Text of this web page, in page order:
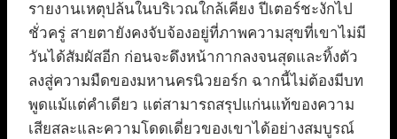
รายงานเหตุปล้นในบริเวณใกล้เคียง ปีเตอร์ชะงักไป
ชั่วครู่ สายตายังคงจับจ้องอยู่ที่ภาพความสุขที่เขาไม่มี
วันได้สัมผัสอีก ก่อนจะดึงหน้ากากลงจนสุดและทิ้งตัว
ลงสู่ความมืดของมหานครนิวยอร์ก ฉากนี้ไม่ต้องมีบท
พูดแม้แต่คำเดียว แต่สามารถสรุปแก่นแท้ของความ
เสียสละและความโดดเดี่ยวของเขาได้อย่างสมบูรณ์